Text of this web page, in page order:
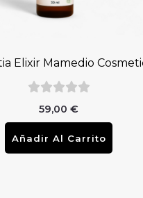
Elixir Mamedio
59,00 €
Añadir Al Carrito